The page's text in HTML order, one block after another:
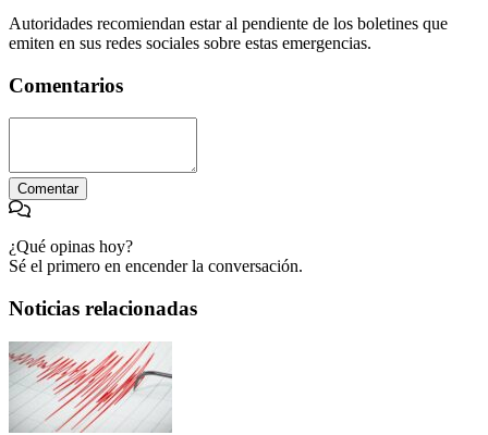
Autoridades recomiendan estar al pendiente de los boletines que
emiten en sus redes sociales sobre estas emergencias.
Comentarios
Comentar
¿Qué opinas hoy?
Sé el primero en encender la conversación.
Noticias relacionadas